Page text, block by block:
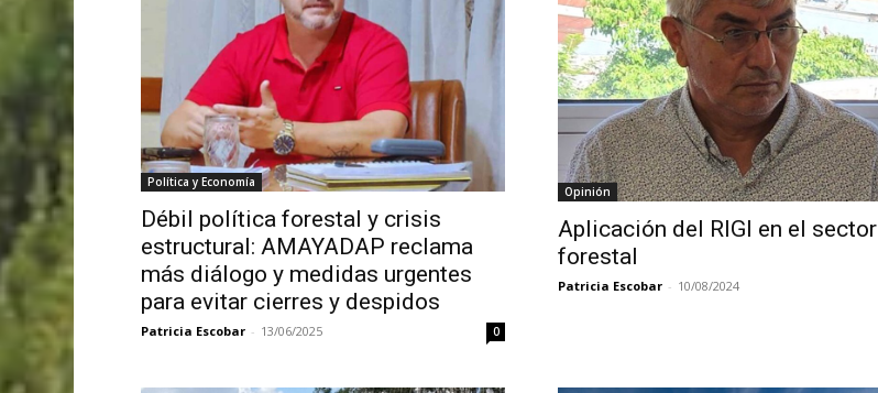
Política y Economía
Débil política forestal y crisis
estructural: AMAYADAP reclama
más diálogo y medidas urgentes
para evitar cierres y despidos
Patricia Escobar - 13/06/2025 0
Opinión
Aplicación del RIGI en el sector
forestal
Patricia Escobar - 10/08/2024